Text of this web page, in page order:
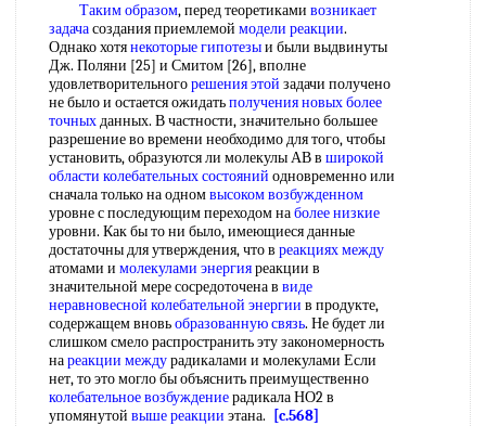
Таким образом, перед теоретиками возникает
задачасоздания приемлемой модели реакции.
Однако хотянекоторые гипотезыи были выдвинуты
Дж. Поляни [25] и Смитом [26], вполне
удовлетворительногорешения этой задачи получено
не было и остается ожидатьполучения новыхболее
точныхданных. В частности, значительно большее
разрешение во времени необходимо для того, чтобы
установить, образуются ли молекулы АВ в широкой
области колебательных состояний одновременно или
сначала только на одномвысоком возбужденном
уровне с последующим переходом наболее низкие
уровни. Как бы то ни было, имеющиеся данные
достаточны для утверждения, что в реакциях между
атомами и молекулами энергияреакции в
значительной мере сосредоточена в виде
неравновесной колебательной энергии в продукте,
содержащем вновьобразованную связь. Не будет ли
слишком смело распространить эту закономерность
нареакции междурадикалами и молекулами Если
нет, то это могло бы объяснить преимущественно
колебательное возбуждениерадикала НО2 в
упомянутой выше реакции этана. [c.568]